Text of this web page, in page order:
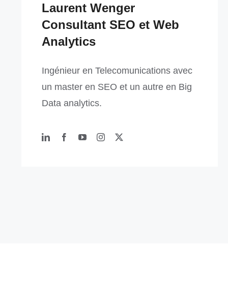
Laurent Wenger
Consultant SEO et Web
Analytics
Ingénieur en Telecomunications avec
un master en SEO et un autre en Big
Data analytics.